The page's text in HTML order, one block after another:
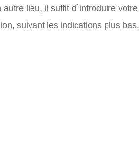
autre lieu, il suffit d´introduire votre
suivant les indications plus bas.